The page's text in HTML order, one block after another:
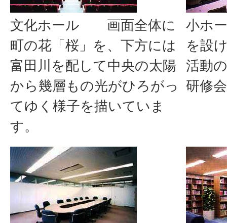
文化ホール 画面全体に
町の花「桜」を、下方には
富田川を配して中央の太陽
から幾層もの光がひろがっ
てゆく様子を描いていま
す。
小ホ
を設
活動
研修